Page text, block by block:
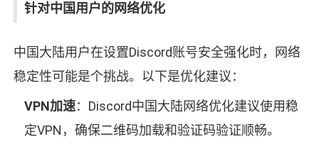
针对中国用户的网络优化
中国大陆用户在设置Discord账号安全强化时，网络
稳定性可能是个挑战。以下是优化建议：
VPN加速：Discord中国大陆网络优化建议使用稳
定VPN，确保二维码加载和验证码验证顺畅。